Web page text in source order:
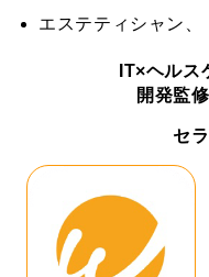
エステティシャン
IT×ヘル
開発監
セ